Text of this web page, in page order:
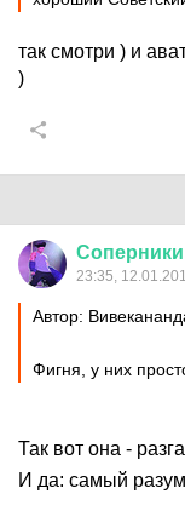
так смотри ) и
)
Соперники
23:35,
Автор:
Фигня, у них
Так вот она -
И да: самый